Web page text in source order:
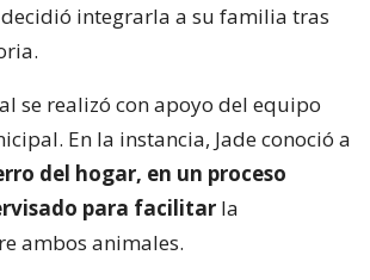
integrarla a su familia tras
se realizó con apoyo del equipo
En la instancia, Jade conoció a
del hogar, en un proceso
para facilitar la
ambos animales.